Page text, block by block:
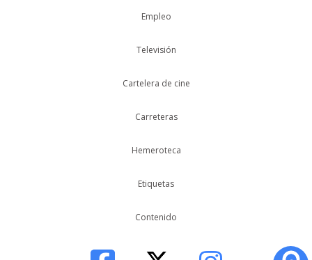
Empleo
Televisión
Cartelera de cine
Carreteras
Hemeroteca
Etiquetas
Contenido